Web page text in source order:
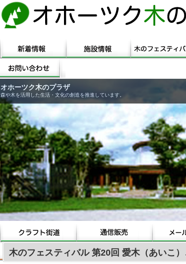
オホーツク木のプラザ
森や木を活用した生活・文化の創造を推進しています。
木のフェスティバル 第20回 愛木（あいこ